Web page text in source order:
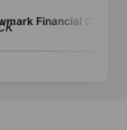
Financial Corp.